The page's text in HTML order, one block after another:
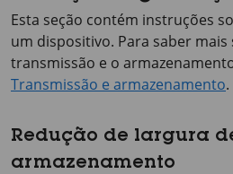
Esta seção contém instruções
um dispositivo. Para saber mais
transmissão e o
Transmissão e armazenamento.
Redução de largura
armazenamento